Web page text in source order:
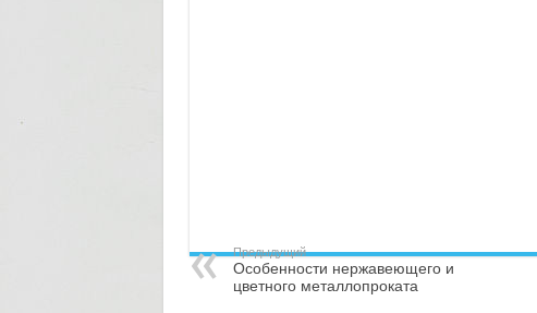
Предыдущий
Особенности нержавеющего и
цветного металлопроката